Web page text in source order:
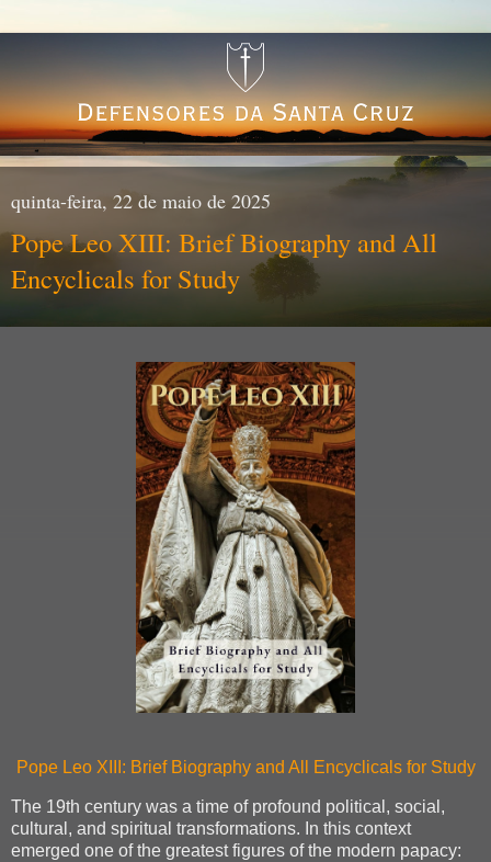
quinta-feira, 22 de maio de 2025
Pope Leo XIII: Brief Biography and All
Encyclicals for Study
Pope Leo XIII: Brief Biography and All Encyclicals for Study
The 19th century was a time of profound political, social,
cultural, and spiritual transformations. In this context
emerged one of the greatest figures of the modern papacy: